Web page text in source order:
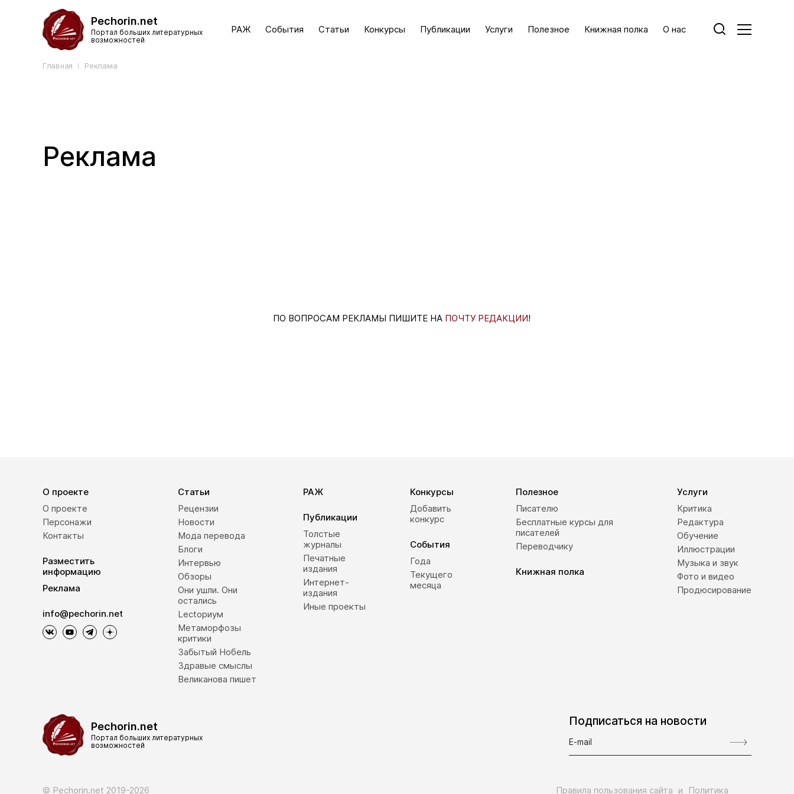
Pechorin.net
Портал больших литературных
возможностей
РАЖ События Статьи Конкурсы Публикации Услуги Полезное Книжная полка О нас
Главная Реклама
Реклама
ПО ВОПРОСАМ РЕКЛАМЫ ПИШИТЕ НА ПОЧТУ РЕДАКЦИИ!
О проекте
О проекте
Персонажи
Контакты
Разместить
информацию
Реклама
info@pechorin.net
Статьи
Рецензии
Новости
Мода перевода
Блоги
Интервью
Обзоры
Они ушли. Они
остались
Lectoриум
Метаморфозы
критики
Забытый Нобель
Здравые смыслы
Великанова пишет
РАЖ
Публикации
Толстые
журналы
Печатные
издания
Интернет-
издания
Иные проекты
Конкурсы
Добавить
конкурс
События
Года
Текущего
месяца
Полезное
Писателю
Бесплатные курсы для
писателей
Переводчику
Книжная полка
Услуги
Критика
Редактура
Обучение
Иллюстрации
Музыка и звук
Фото и видео
Продюсирование
Pechorin.net
Портал больших литературных
возможностей
Подписаться на новости
© Pechorin.net 2019-2026 Правила пользования сайта и Политика